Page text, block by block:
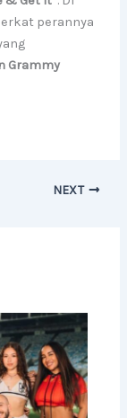
perannya
Grammy
NEXT